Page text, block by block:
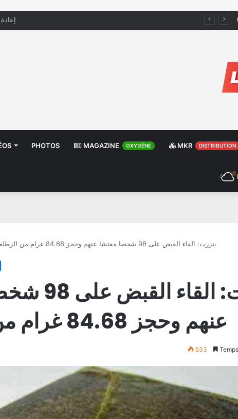
PHOTOS MAGAZINE OXYGÈNE MKR DISTRIBUTION
بنزرت: القاء القبض على 98 شخصا مفتشا عنهم وحجز 84.68 غرام من الزطلة
بنزرت:
عنهم وحجز 84.68 غرام من الزطلة
533